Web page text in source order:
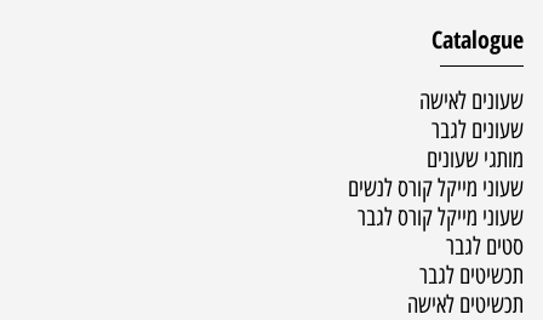
Catalogue
שעונים לאישה
שעונים לגבר
מותגי שעונים
שעוני מייקל קורס לנשים
שעוני מייקל קורס לגבר
סטים לגבר
תכשיטים לגבר
תכשיטים לאישה